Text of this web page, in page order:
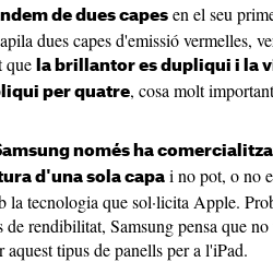
de dues capes en el seu
dues capes d'emissió vermelles,
que
la brillantor es dupliqui i la
per quatre, cosa molt
només ha
d'una sola capa i no pot, o no
la tecnologia que sol·licita Apple.
de rendibilitat, Samsung pensa que
tipus de panells per a l'iPad.